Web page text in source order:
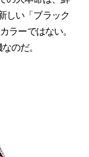
しい「ブラック
ラーではない。
のだ。